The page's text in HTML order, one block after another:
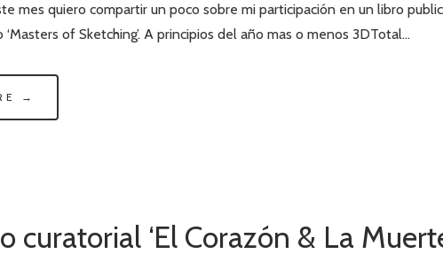
mes quiero compartir un poco sobre mi participación en un libro
of Sketching’. A principios del año mas o menos 3DTotal…
→
curatorial ‘El Corazón & La